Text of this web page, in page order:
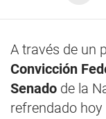
A través de un
Convicción
Senado de la
refrendado